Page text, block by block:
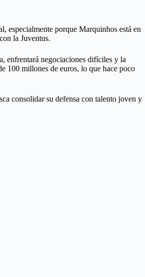
especialmente porque Marquinhos está en
la Juventus.
enfrentará negociaciones difíciles y la
100 millones de euros, lo que hace poco
consolidar su defensa con talento joven y